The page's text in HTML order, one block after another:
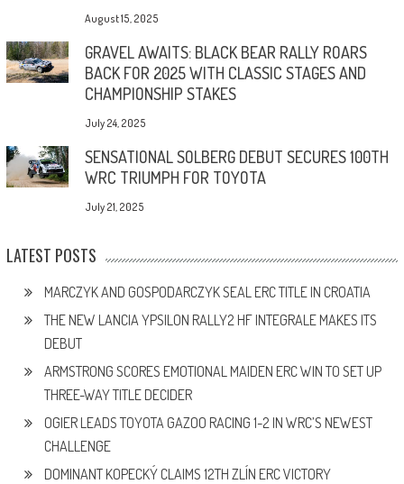
August 15, 2025
GRAVEL AWAITS: BLACK BEAR RALLY ROARS
BACK FOR 2025 WITH CLASSIC STAGES AND
CHAMPIONSHIP STAKES
July 24, 2025
SENSATIONAL SOLBERG DEBUT SECURES 100TH
WRC TRIUMPH FOR TOYOTA
July 21, 2025
LATEST POSTS
MARCZYK AND GOSPODARCZYK SEAL ERC TITLE IN CROATIA
THE NEW LANCIA YPSILON RALLY2 HF INTEGRALE MAKES ITS
DEBUT
ARMSTRONG SCORES EMOTIONAL MAIDEN ERC WIN TO SET UP
THREE-WAY TITLE DECIDER
OGIER LEADS TOYOTA GAZOO RACING 1-2 IN WRC’S NEWEST
CHALLENGE
DOMINANT KOPECKÝ CLAIMS 12TH ZLÍN ERC VICTORY